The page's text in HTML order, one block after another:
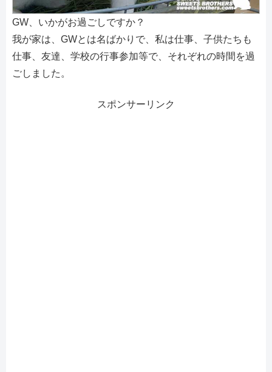
GW、いかがお過ごしですか？
我が家は、GWとは名ばかりで、私は仕事、子供たちも
仕事、友達、学校の行事参加等で、それぞれの時間を過
ごしました。
スポンサーリンク